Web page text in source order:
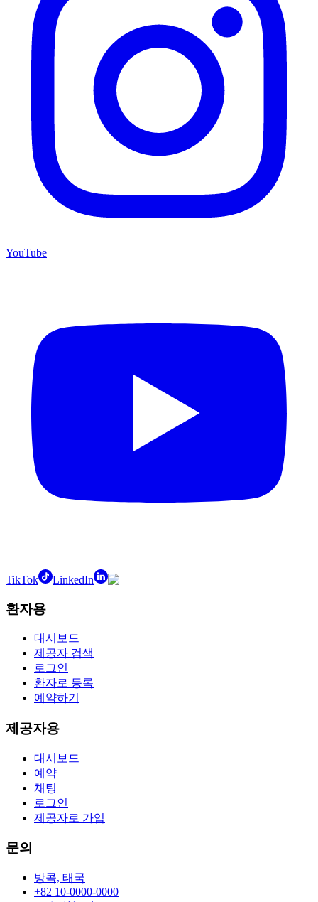
YouTube
TikTok LinkedIn
환자용
대시보드
제공자 검색
로그인
환자로 등록
예약하기
제공자용
대시보드
예약
채팅
로그인
제공자로 가입
문의
방콕, 태국
+82 10-0000-0000